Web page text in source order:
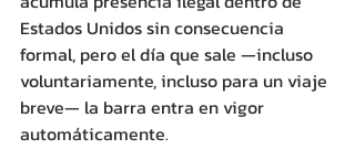
Estados Unidos sin consecuencia
formal, pero el día que sale —incluso
voluntariamente, incluso para un viaje
breve— la barra entra en vigor
automáticamente.